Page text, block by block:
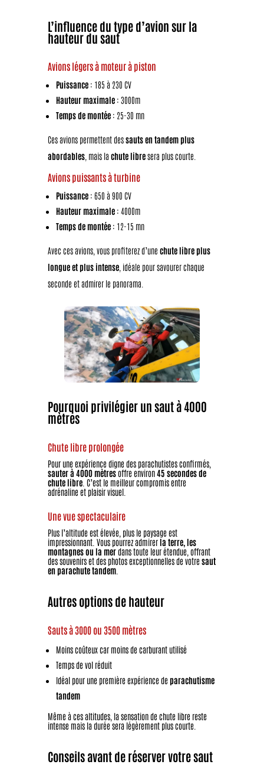
L’influence du type d’avion sur la
hauteur du saut
Avions légers à moteur à piston
Puissance: 185 à 230 CV
Hauteur maximale: 3000m
Temps de montée: 25-30 mn
Ces avions permettent dessauts en tandem plus
abordables, mais la chute libresera plus courte.
Avions puissants à turbine
Puissance: 650 à 900 CV
Hauteur maximale: 4000m
Temps de montée: 12-15 mn
Avec ces avions, vous profiterez d’une chute libre plus
longue et plus intense, idéale pour savourer chaque
seconde et admirer le panorama.
Pourquoi privilégier un saut à 4000
mètres
Chute libre prolongée
Pour une expérience digne des parachutistes confirmés,
sauter à 4000 mètresoffre environ45 secondes de
chute libre. C’est le meilleur compromis entre
adrénaline et plaisir visuel.
Une vue spectaculaire
Plus l’altitude est élevée, plus le paysage est
impressionnant. Vous pourrez admirerla terre, les
montagnes ou la merdans toute leur étendue, offrant
des souvenirs et des photos exceptionnelles de votre saut
en parachute tandem.
Autres options de hauteur
Sauts à 3000 ou 3500 mètres
Moins coûteux car moins de carburant utilisé
Temps de vol réduit
Idéal pour une première expérience de parachutisme
tandem
Même à ces altitudes, la sensation de chute libre reste
intense mais la durée sera légèrement plus courte.
Conseils avant de réserver votre saut